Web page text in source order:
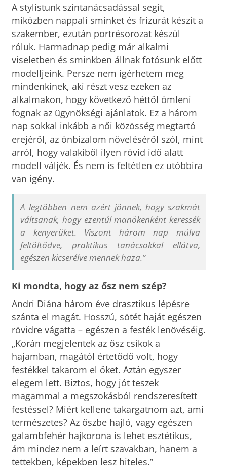
A stylistunk színtanácsadással segít,
miközben nappali sminket és frizurát készít a
szakember, ezután portrésorozat készül
róluk. Harmadnap pedig már alkalmi
viseletben és sminkben állnak fotósunk előtt
modelljeink. Persze nem ígérhetem meg
mindenkinek, aki részt vesz ezeken az
alkalmakon, hogy következő héttől ömleni
fognak az ügynökségi ajánlatok. Ez a három
nap sokkal inkább a női közösség megtartó
erejéről, az önbizalom növeléséről szól, mint
arról, hogy valakiből ilyen rövid idő alatt
modell váljék. És nem is feltétlen ez utóbbira
van igény.
A legtöbben nem azért jönnek, hogy szakmát
váltsanak, hogy ezentúl manökenként keressék
a kenyerüket. Viszont három nap múlva
feltöltődve, praktikus tanácsokkal ellátva,
egészen kicserélve mennek haza.”
Ki mondta, hogy az ősz nem szép?
Andri Diána három éve drasztikus lépésre
szánta el magát. Hosszú, sötét haját egészen
rövidre vágatta – egészen a festék lenövéséig.
„Korán megjelentek az ősz csíkok a
hajamban, magától értetődő volt, hogy
festékkel takarom el őket. Aztán egyszer
elegem lett. Biztos, hogy jót teszek
magammal a megszokásból rendszeresített
festéssel? Miért kellene takargatnom azt, ami
természetes? Az őszbe hajló, vagy egészen
galambfehér hajkorona is lehet esztétikus,
ám mindez nem a leírt szavakban, hanem a
tettekben, képekben lesz hiteles.”